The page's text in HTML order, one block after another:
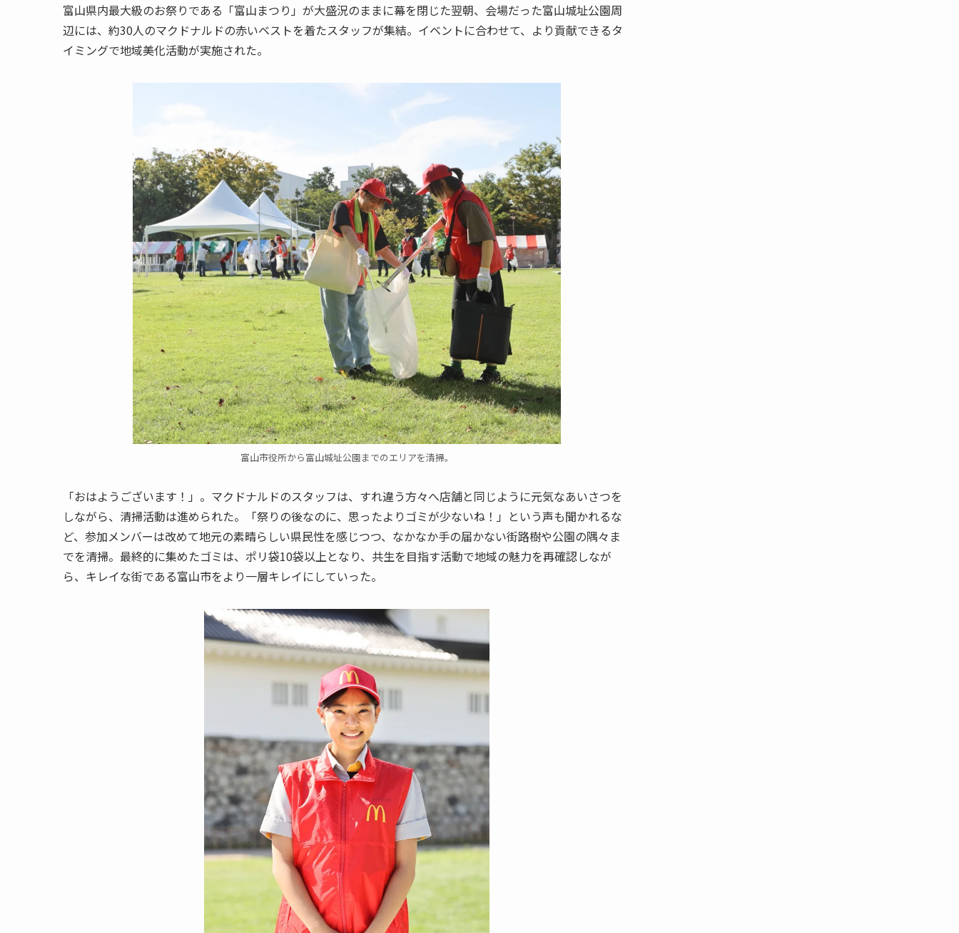
富山県内最大級のお祭りである「富山まつり」が大盛況のままに幕を閉じた翌朝、会場だった富山城址公園周
辺には、約30人のマクドナルドの赤いベストを着たスタッフが集結。イベントに合わせて、より貢献できるタ
イミングで地域美化活動が実施された。
富山市役所から富山城址公園までのエリアを清掃。
「おはようございます！」。マクドナルドのスタッフは、すれ違う方々へ店舗と同じように元気なあいさつを
しながら、清掃活動は進められた。「祭りの後なのに、思ったよりゴミが少ないね！」という声も聞かれるな
ど、参加メンバーは改めて地元の素晴らしい県民性を感じつつ、なかなか手の届かない街路樹や公園の隅々ま
でを清掃。最終的に集めたゴミは、ポリ袋10袋以上となり、共生を目指す活動で地域の魅力を再確認しなが
ら、キレイな街である富山市をより一層キレイにしていった。